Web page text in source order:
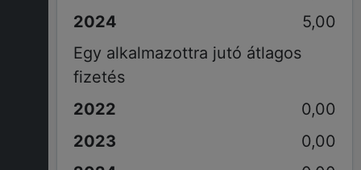
5,00
Egy alkalmazottra jutó átlagos
fizetés
0,00
0,00